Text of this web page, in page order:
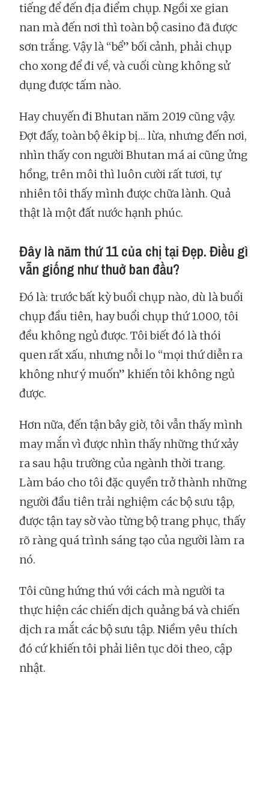
tiếng để đến địa điểm chụp. Ngồi xe gian
nan mà đến nơi thì toàn bộ casino đã được
sơn trắng. Vậy là “bể” bối cảnh, phải chụp
cho xong để đi về, và cuối cùng không sử
dụng được tấm nào.
Hay chuyến đi Bhutan năm 2019 cũng vậy.
Đợt đấy, toàn bộ êkip bị… lừa, nhưng đến nơi,
nhìn thấy con người Bhutan má ai cũng ửng
hồng, trên môi thì luôn cười rất tươi, tự
nhiên tôi thấy mình được chữa lành. Quả
thật là một đất nước hạnh phúc.
Đây là năm thứ 11 của chị tại Đẹp. Điều gì
vẫn giống như thuở ban đầu?
Đó là: trước bất kỳ buổi chụp nào, dù là buổi
chụp đầu tiên, hay buổi chụp thứ 1.000, tôi
đều không ngủ được. Tôi biết đó là thói
quen rất xấu, nhưng nỗi lo “mọi thứ diễn ra
không như ý muốn” khiến tôi không ngủ
được.
Hơn nữa, đến tận bây giờ, tôi vẫn thấy mình
may mắn vì được nhìn thấy những thứ xảy
ra sau hậu trường của ngành thời trang.
Làm báo cho tôi đặc quyền trở thành những
người đầu tiên trải nghiệm các bộ sưu tập,
được tận tay sờ vào từng bộ trang phục, thấy
rõ ràng quá trình sáng tạo của người làm ra
nó.
Tôi cũng hứng thú với cách mà người ta
thực hiện các chiến dịch quảng bá và chiến
dịch ra mắt các bộ sưu tập. Niềm yêu thích
đó cứ khiến tôi phải liên tục dõi theo, cập
nhật.